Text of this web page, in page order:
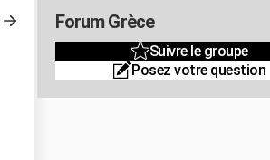
Forum Grèce
Suivre le groupe
Posez votre question